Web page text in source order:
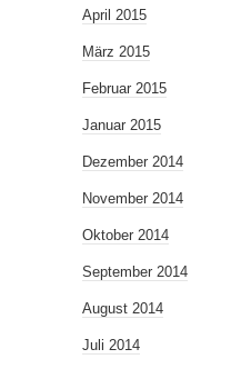
April 2015
März 2015
Februar 2015
Januar 2015
Dezember 2014
November 2014
Oktober 2014
September 2014
August 2014
Juli 2014